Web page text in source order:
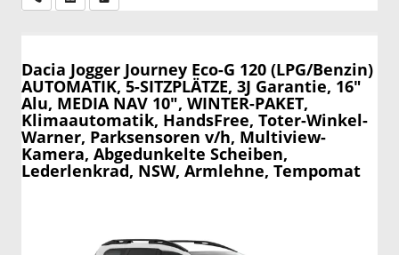
Dacia Jogger Journey Eco-G 120 (LPG/Benzin)
AUTOMATIK, 5-SITZPLÄTZE, 3J Garantie, 16"
Alu, MEDIA NAV 10", WINTER-PAKET,
Klimaautomatik, HandsFree, Toter-Winkel-
Warner, Parksensoren v/h, Multiview-
Kamera, Abgedunkelte Scheiben,
Lederlenkrad, NSW, Armlehne, Tempomat